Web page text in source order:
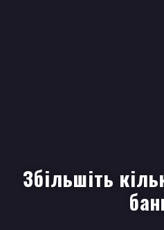
Збільшіть